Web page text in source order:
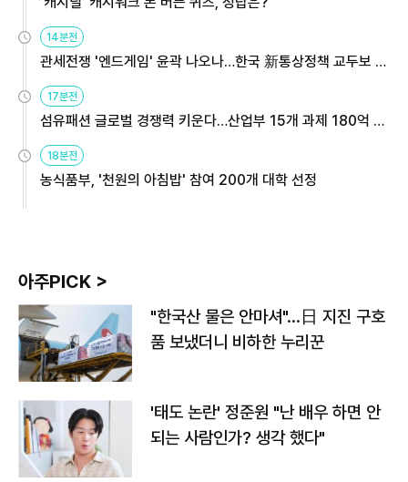
14분전
관세전쟁 '엔드게임' 윤곽 나오나…한국 新통상정책 교두보 활
용해야
17분전
섬유패션 글로벌 경쟁력 키운다…산업부 15개 과제 180억 지
원
18분전
농식품부, '천원의 아침밥' 참여 200개 대학 선정
아주PICK >
"한국산 물은 안마셔"…日 지진 구호
품 보냈더니 비하한 누리꾼
'태도 논란' 정준원 "난 배우 하면 안
되는 사람인가? 생각 했다"